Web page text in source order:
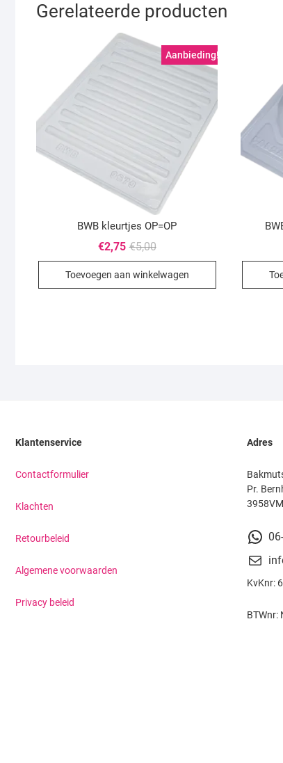
Gerelateerde producten
Aanbieding!
BWB kleurtjes OP=OP
€5,00Oorspronkelijke
€5,00.
€2,75
Huidige
€2,75.
Toevoegen aan winkelwagen
Klantenservice
Contactformulier
Klachten
Retourbeleid
Algemene voorwaarden
Privacy beleid
Adres
Pr.
KvKnr:
BTWnr: